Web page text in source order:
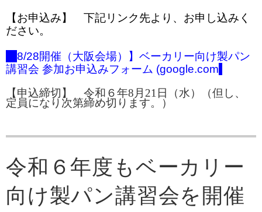
【お申込み】 下記リンク先より、お申し込みく
ださい。
8/28開催（大阪会場）】ベーカリー向け製パン
講習会 参加お申込みフォーム (google.com
【申込締切】 令和６年8月21日（水）（但し、
定員になり次第締め切ります。）
令和６年度もベーカリー
向け製パン講習会を開催